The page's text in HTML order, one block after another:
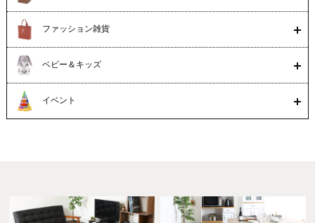
ファッション雑貨
ベビー＆キッズ
イベント